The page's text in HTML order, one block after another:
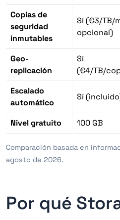
Copias de
seguridad
inmutables
Sí (€3/TB/
opcional)
Geo-
replicación
Sí
(€4/TB/
Escalado
automático
Sí
Nivel gratuito 100 GB
Comparación basada en
agosto de 2026.
Por qué